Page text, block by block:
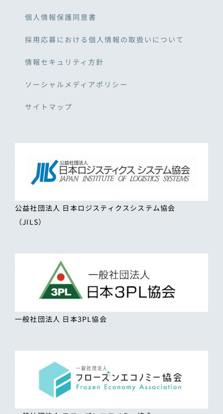
個人情報保護同意書
採用応募における個人情報の取扱いについて
情報セキュリティ方針
ソーシャルメディアポリシー
サイトマップ
公益社団法人 日本ロジスティクスシステム協会
（JILS）
一般社団法人 日本3PL協会